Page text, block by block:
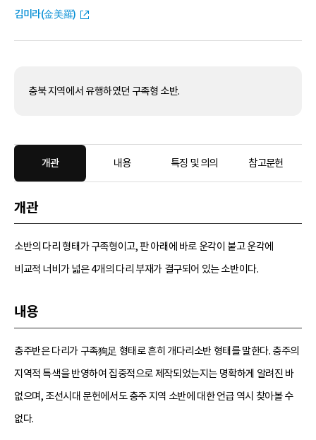
김미라(金美羅)
충북 지역에서 유행하였던 구족형 소반.
개관 내용 특징 및 의의 참고문헌
개관
소반의 다리 형태가 구족형이고, 판 아래에 바로 운각이 붙고 운각에
비교적 너비가 넓은 4개의 다리 부재가 결구되어 있는 소반이다.
내용
충주반은 다리가 구족狗足 형태로 흔히 개다리소반 형태를 말한다. 충주의
지역적 특색을 반영하여 집중적으로 제작되었는지는 명확하게 알려진 바
없으며, 조선시대 문헌에서도 충주 지역 소반에 대한 언급 역시 찾아볼 수
없다.